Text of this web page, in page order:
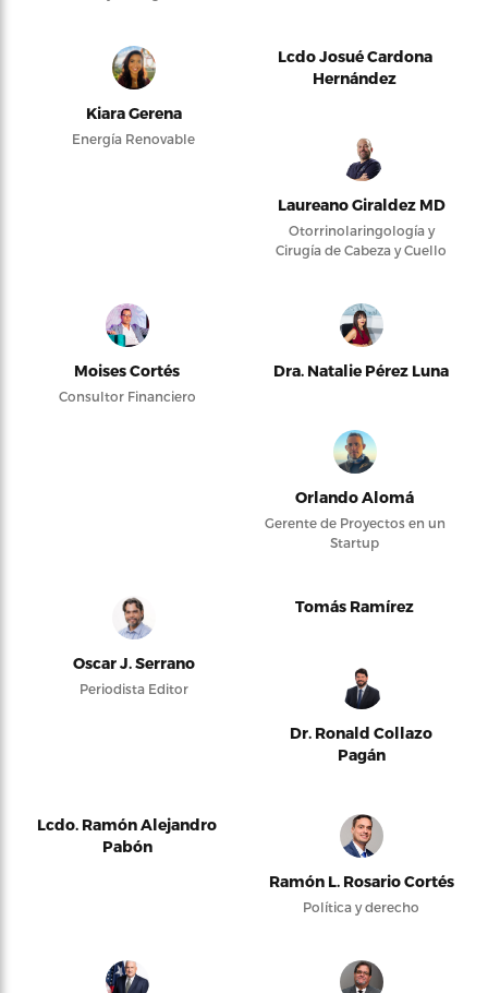
Kiara Gerena
Energía Renovable
Lcdo Josué Cardona
Hernández
Laureano Giraldez MD
Otorrinolaringología y
Cirugía de Cabeza y Cuello
Moises Cortés
Consultor Financiero
Dra. Natalie Pérez Luna
Orlando Alomá
Gerente de Proyectos en un
Startup
Oscar J. Serrano
Periodista Editor
Tomás Ramírez
Dr. Ronald Collazo
Pagán
Lcdo. Ramón Alejandro
Pabón
Ramón L. Rosario Cortés
Política y derecho